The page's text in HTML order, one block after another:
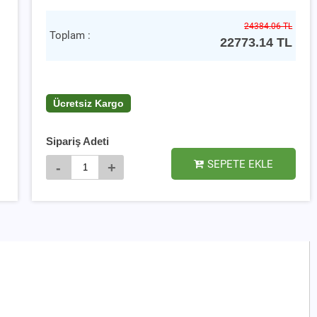
Toplam :
24384.06 TL
22773.14 TL
Ücretsiz Kargo
Sipariş Adeti
- + SEPETE EKLE